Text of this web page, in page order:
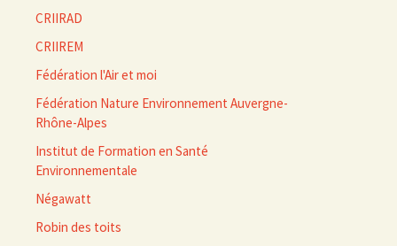
CRIIRAD
CRIIREM
Fédération l'Air et moi
Fédération Nature Environnement Auvergne-
Rhône-Alpes
Institut de Formation en Santé
Environnementale
Négawatt
Robin des toits